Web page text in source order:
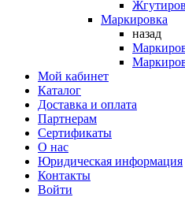
Маркировка
назад
Мой кабинет
Каталог
Доставка и оплата
Партнерам
Сертификаты
О нас
Юридическая информация
Контакты
Войти